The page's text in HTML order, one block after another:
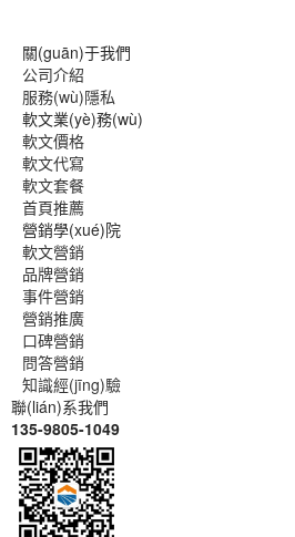
關(guān)于我們
公司介紹
服務(wù)隱私
軟文業(yè)務(wù)
軟文價格
軟文代寫
軟文套餐
首頁推薦
營銷學(xué)院
軟文營銷
品牌營銷
事件營銷
營銷推廣
口碑營銷
問答營銷
知識經(jīng)驗
聯(lián)系我們
135-9805-1049